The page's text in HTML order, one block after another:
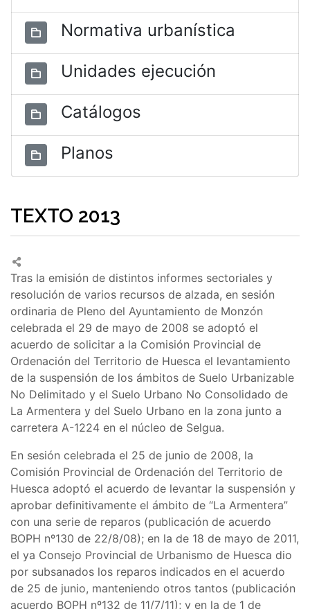
Normativa urbanística
Unidades ejecución
Catálogos
Planos
TEXTO 2013
Tras la emisión de distintos informes sectoriales y
resolución de varios recursos de alzada, en sesión
ordinaria de Pleno del Ayuntamiento de Monzón
celebrada el 29 de mayo de 2008 se adoptó el
acuerdo de solicitar a la Comisión Provincial de
Ordenación del Territorio de Huesca el levantamiento
de la suspensión de los ámbitos de Suelo Urbanizable
No Delimitado y el Suelo Urbano No Consolidado de
La Armentera y del Suelo Urbano en la zona junto a
carretera A-1224 en el núcleo de Selgua.
En sesión celebrada el 25 de junio de 2008, la
Comisión Provincial de Ordenación del Territorio de
Huesca adoptó el acuerdo de levantar la suspensión y
aprobar definitivamente el ámbito de “La Armentera”
con una serie de reparos (publicación de acuerdo
BOPH nº130 de 22/8/08); en la de 18 de mayo de 2011,
el ya Consejo Provincial de Urbanismo de Huesca dio
por subsanados los reparos indicados en el acuerdo
de 25 de junio, manteniendo otros tantos (publicación
acuerdo BOPH nº132 de 11/7/11); y en la de 1 de